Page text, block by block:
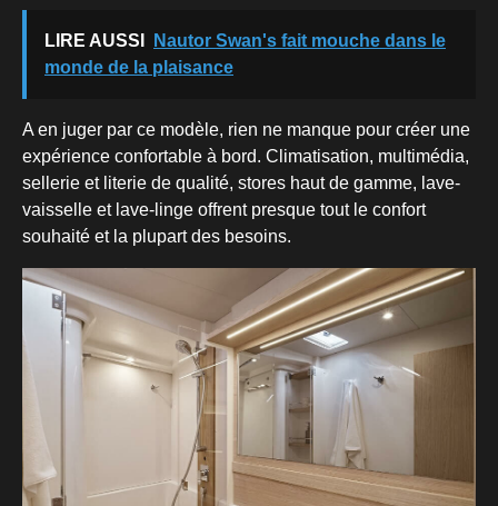
LIRE AUSSI
Nautor Swan's fait mouche dans le
monde de la plaisance
A en juger par ce modèle, rien ne manque pour créer une
expérience confortable à bord. Climatisation, multimédia,
sellerie et literie de qualité, stores haut de gamme, lave-
vaisselle et lave-linge offrent presque tout le confort
souhaité et la plupart des besoins.